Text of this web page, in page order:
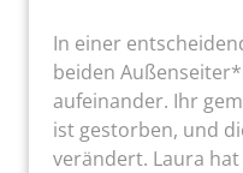
In einer
beiden
aufeinander. Ihr
ist gestorben, und
verändert. Laura hat